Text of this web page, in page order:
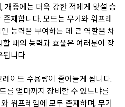
개중에는 더욱 강한 적에게 맞설 승
재합니다. 모드는 무기와 워프레
능력을 부여하는 데 큰 역할을 차
때의 능력과 효율은 여러분이 장
됩니다.
이드 수용량이 줄어들게 됩니다.
를 얼마까지 장비할 수 있느냐를
워프레임에 모두 존재하며, 무기